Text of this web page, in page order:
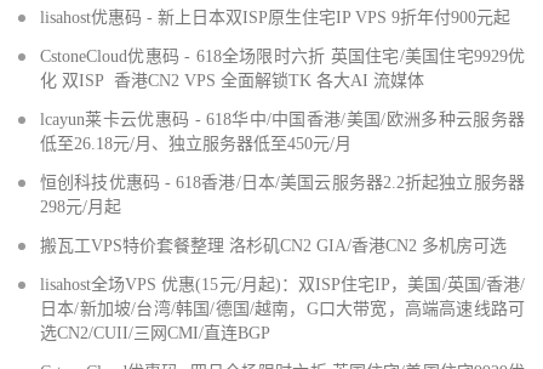
lisahost优惠码 - 新上日本双ISP原生住宅IP VPS 9折年付900元起
CstoneCloud优惠码 - 618全场限时六折 英国住宅/美国住宅9929优
化 双ISP 香港CN2 VPS 全面解锁TK 各大AI 流媒体
lcayun莱卡云优惠码 - 618华中/中国香港/美国/欧洲多种云服务器
低至26.18元/月、独立服务器低至450元/月
恒创科技优惠码 - 618香港/日本/美国云服务器2.2折起独立服务器
298元/月起
搬瓦工VPS特价套餐整理 洛杉矶CN2 GIA/香港CN2 多机房可选
lisahost全场VPS 优惠(15元/月起)：双ISP住宅IP，美国/英国/香港/
日本/新加坡/台湾/韩国/德国/越南，G口大带宽，高端高速线路可
选CN2/CUII/三网CMI/直连BGP